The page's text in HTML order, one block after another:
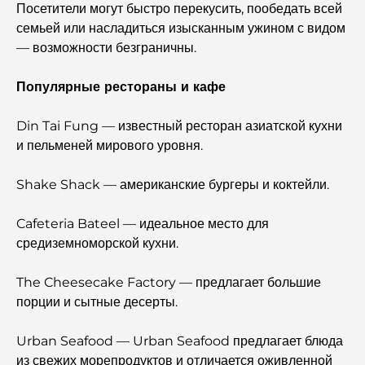
Палм Джебель Али против Палм Джумейра: наглядное
сравнение для грамотных покупателей недвижимости.
Откройте для себя Moon Island Dubai: ваш полный
Исследование исторических мест Дубая: путешествие
где можно поужинать.
для семей с детьми.
ужина в этом быстро развивающемся районе.
Посетители могут быстро перекусить, пообедать всей
семьей или насладиться изысканным ужином с видом
— возможности безграничны.
Популярные рестораны и кафе
Din Tai Fung — известный ресторан азиатской кухни
и пельменей мирового уровня.
Shake Shack — американские бургеры и коктейли.
Cafeteria Bateel — идеальное место для
средиземноморской кухни.
The Cheesecake Factory — предлагает большие
порции и сытные десерты.
Urban Seafood — Urban Seafood предлагает блюда
из свежих морепродуктов и отличается оживленной